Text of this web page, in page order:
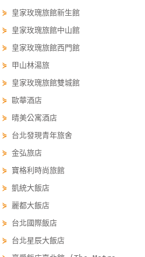
單
理
會
帳
戶
客
服
聯
絡
⋟ 皇家玫瑰旅館新生館
⋟ 皇家玫瑰旅館中山館
⋟ 皇家玫瑰旅館西門館
⋟ 甲山林湯旅
⋟ 皇家玫瑰旅館雙城館
⋟歐華酒店
⋟
晴美公寓酒店
⋟ 台北發現青年旅舍
⋟金弘旅店
⋟ 寶格利時尚旅館
⋟凱統大飯店
⋟ 麗都大飯店
⋟ 台北國際飯店
⋟ 台北星辰大飯店